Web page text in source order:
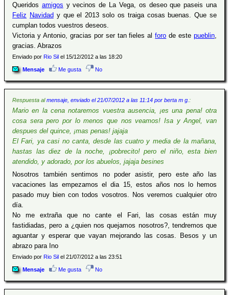
Queridos amigos y vecinos de La Vega, os deseo que paseis una
Feliz Navidad y que el 2013 solo os traiga cosas buenas. Que se
cumplan todos vuestros deseos.
Victoria y Antonio, gracias por ser tan fieles alforo de este pueblin,
gracias. Abrazos
Enviado por Rio Sil el 15/12/2012 a las 18:20
Mensaje Me gusta No
Respuesta almensaje, enviado el 21/07/2012 a las 11:14 por berta m g. :
Mario en la cena notaremos vuestra ausencia, ¡es una pena! otra
cosa sera pero por lo menos que nos veamos! Isa y Angel, van
despues del quince, ¡mas penas! jajaja
El Fari, ya casi no canta, desde las cuatro y media de la mañana,
hastas las diez de la noche, ¡pobrecito! pero el niño, esta bien
atendido, y adorado, por los abuelos, jajaja besines
Nosotros también sentimos no poder asistir, pero este año las
vacaciones las empezamos el dia 15, estos años nos lo hemos
pasado muy bien con todos vosotros. Nos veremos cualquier otro
día.
No me extraña que no cante el Fari, las cosas están muy
fastidiadas, pero a ¿quien nos quejamos nosotros?, tendremos que
aguantar y esperar que vayan mejorando las cosas. Besos y un
abrazo para Ino
Enviado por Rio Sil el 21/07/2012 a las 23:51
Mensaje Me gusta No